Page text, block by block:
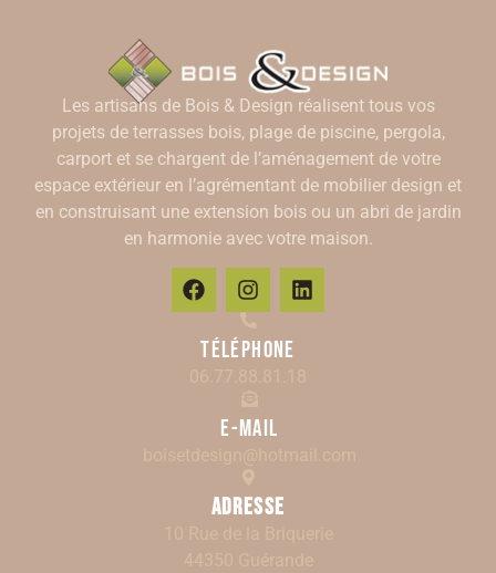
Les artisans de Bois & Design réalisent tous vos
projets de terrasses bois, plage de piscine, pergola,
carport et se chargent de l’aménagement de votre
espace extérieur en l’agrémentant de mobilier design et
en construisant une extension bois ou un abri de jardin
en harmonie avec votre maison.
Téléphone
E-mail
Adresse